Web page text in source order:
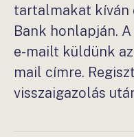
tartalmakat kíván
Bank honlapján.
e-mailt küldünk
mail címre.
visszaigazolás